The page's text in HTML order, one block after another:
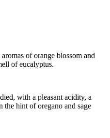
of orange blossom and
of eucalyptus.
with a pleasant acidity, a
hint of oregano and sage